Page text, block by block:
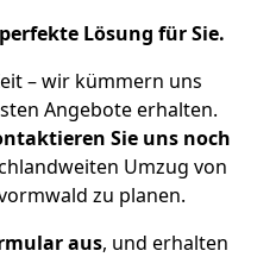
Lösung für Sie.
– wir kümmern uns
Angebote erhalten.
Sie uns noch
Umzug von
zu planen.
aus, und erhalten